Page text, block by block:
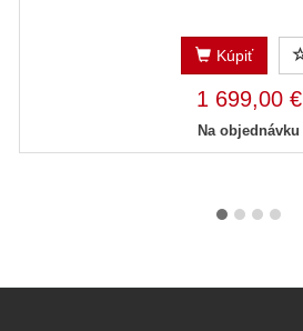
Kúpiť
1 699,00 €
Na objednávku